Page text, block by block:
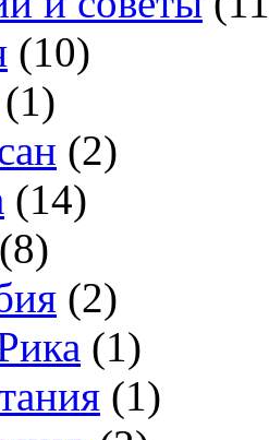
(10)
(1)
(2)
(14)
(8)
(2)
(1)
(1)